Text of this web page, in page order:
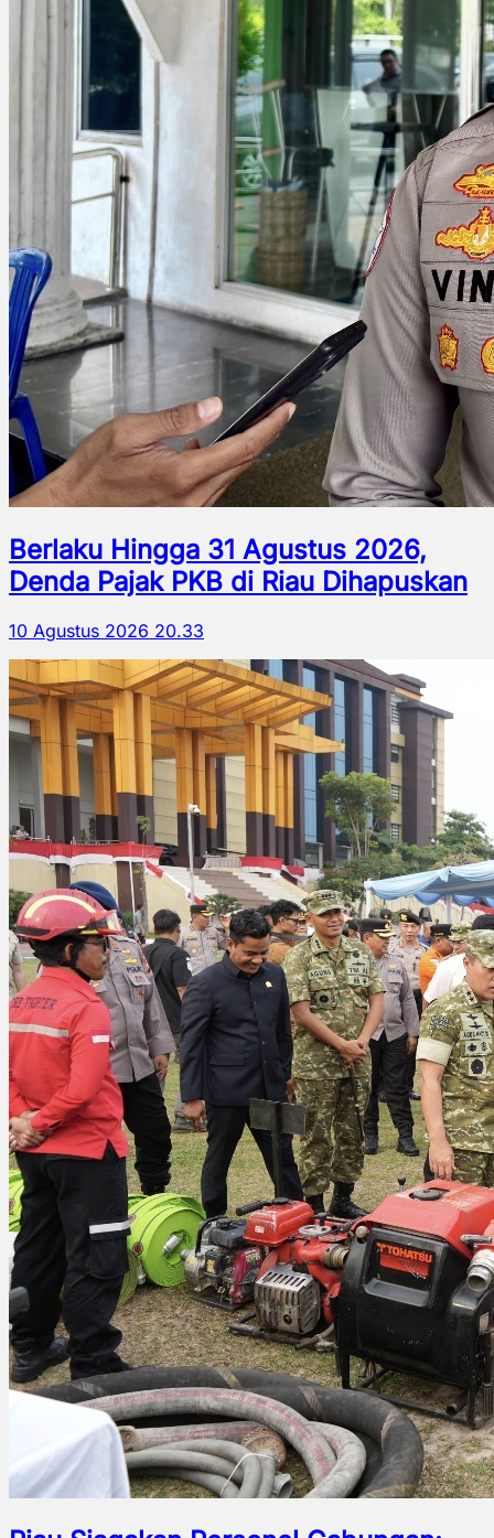
Berlaku Hingga 31 Agustus 2026,
Denda Pajak PKB di Riau Dihapuskan
10 Agustus 2026 20.33